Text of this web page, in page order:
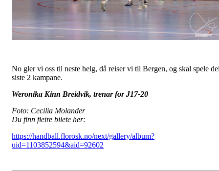
No gler vi oss til neste helg, då reiser vi til Bergen, og skal spele
siste 2 kampane.
Weronika Kinn Breidvik, trenar for J17-20
Foto: Cecilia Molander
Du finn fleire bilete her:
https://handball.florosk.no/next/gallery/album?
uid=1103852594&aid=92602